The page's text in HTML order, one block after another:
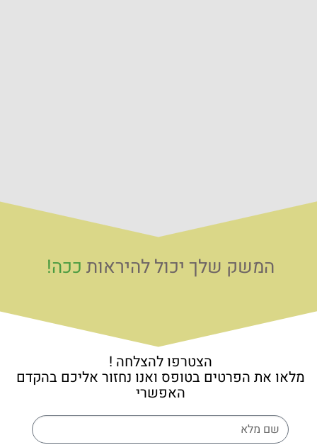
המשק שלך יכול להיראות ככה!
הצטרפו להצלחה !
מלאו את הפרטים בטופס ואנו נחזור אליכם בהקדם
האפשרי